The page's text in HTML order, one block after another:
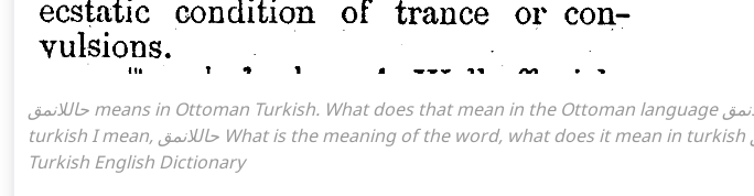
حاللانمق means in Ottoman Turkish. What does that mean in the Ottoman language حاللانمق. حاللانمق attoman
turkish I mean, حاللانمق What is the meaning of the word, what does it mean in turkish حاللانمق, Ottoman
Turkish English Dictionary